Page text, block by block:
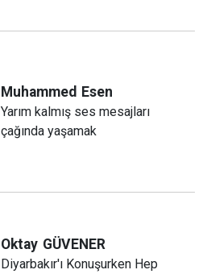
Muhammed Esen
Yarım kalmış ses mesajları
çağında yaşamak
Oktay GÜVENER
Diyarbakır'ı Konuşurken Hep